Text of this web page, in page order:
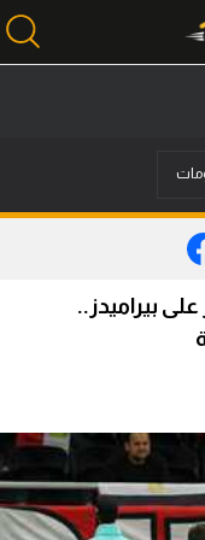
على بيراميدز..